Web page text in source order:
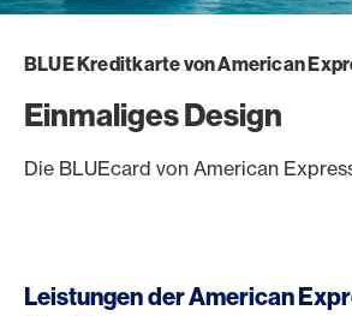
BLUE Kreditkarte von American
Einmaliges Design
Die BLUEcard von American
Leistungen der American